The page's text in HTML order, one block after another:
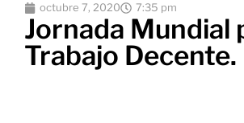
octubre 7, 2020 7:35 pm
Jornada Mundial
Trabajo Decente.